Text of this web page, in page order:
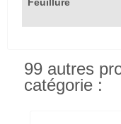
99 autres
catégorie :